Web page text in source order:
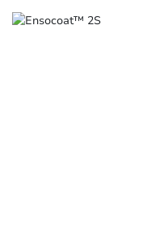
Slide 1 of 1